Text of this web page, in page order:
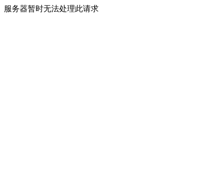
服务器暂时无法处理此请求